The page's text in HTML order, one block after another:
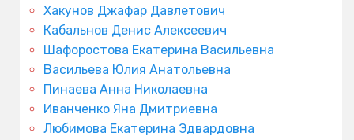
Хакунов Джафар Давлетович
Кабальнов Денис Алексеевич
Шафоростова Екатерина Васильевна
Васильева Юлия Анатольевна
Пинаева Анна Николаевна
Иванченко Яна Дмитриевна
Любимова Екатерина Эдвардовна